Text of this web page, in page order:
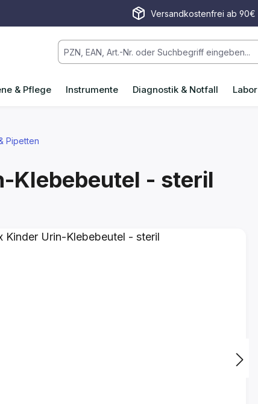
Versandkostenfrei ab 90€
& Pflege Instrumente Diagnostik & Notfall Labor
Pipetten
Klebebeutel - steril